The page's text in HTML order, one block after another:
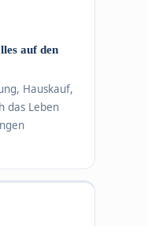
auf den
Hauskauf,
das Leben